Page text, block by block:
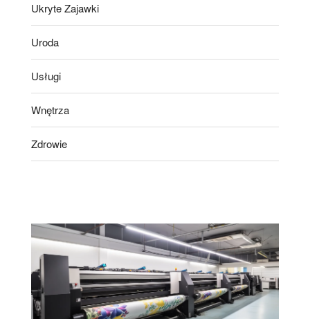
Ukryte Zajawki
Uroda
Usługi
Wnętrza
Zdrowie